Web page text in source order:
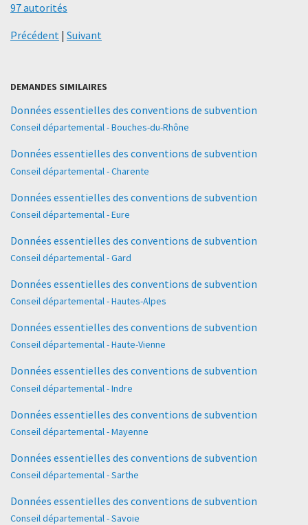
97 autorités
Précédent | Suivant
DEMANDES SIMILAIRES
Données essentielles des conventions de subvention
Conseil départemental - Bouches-du-Rhône
Données essentielles des conventions de subvention
Conseil départemental - Charente
Données essentielles des conventions de subvention
Conseil départemental - Eure
Données essentielles des conventions de subvention
Conseil départemental - Gard
Données essentielles des conventions de subvention
Conseil départemental - Hautes-Alpes
Données essentielles des conventions de subvention
Conseil départemental - Haute-Vienne
Données essentielles des conventions de subvention
Conseil départemental - Indre
Données essentielles des conventions de subvention
Conseil départemental - Mayenne
Données essentielles des conventions de subvention
Conseil départemental - Sarthe
Données essentielles des conventions de subvention
Conseil départemental - Savoie